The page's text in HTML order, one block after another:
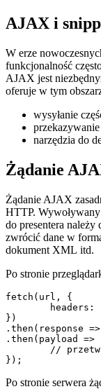
AJAX i
W erze
funkcjonalność
AJAX jest
oferuje w tym
wysyłanie
narzędzia do
Żądanie
Żądanie AJAX
HTTP.
do presentera
zwrócić dane w
dokument XML itd.
Po stronie
fetch(url, {
})
.then(response
.then(payload =>
Po stronie serwera